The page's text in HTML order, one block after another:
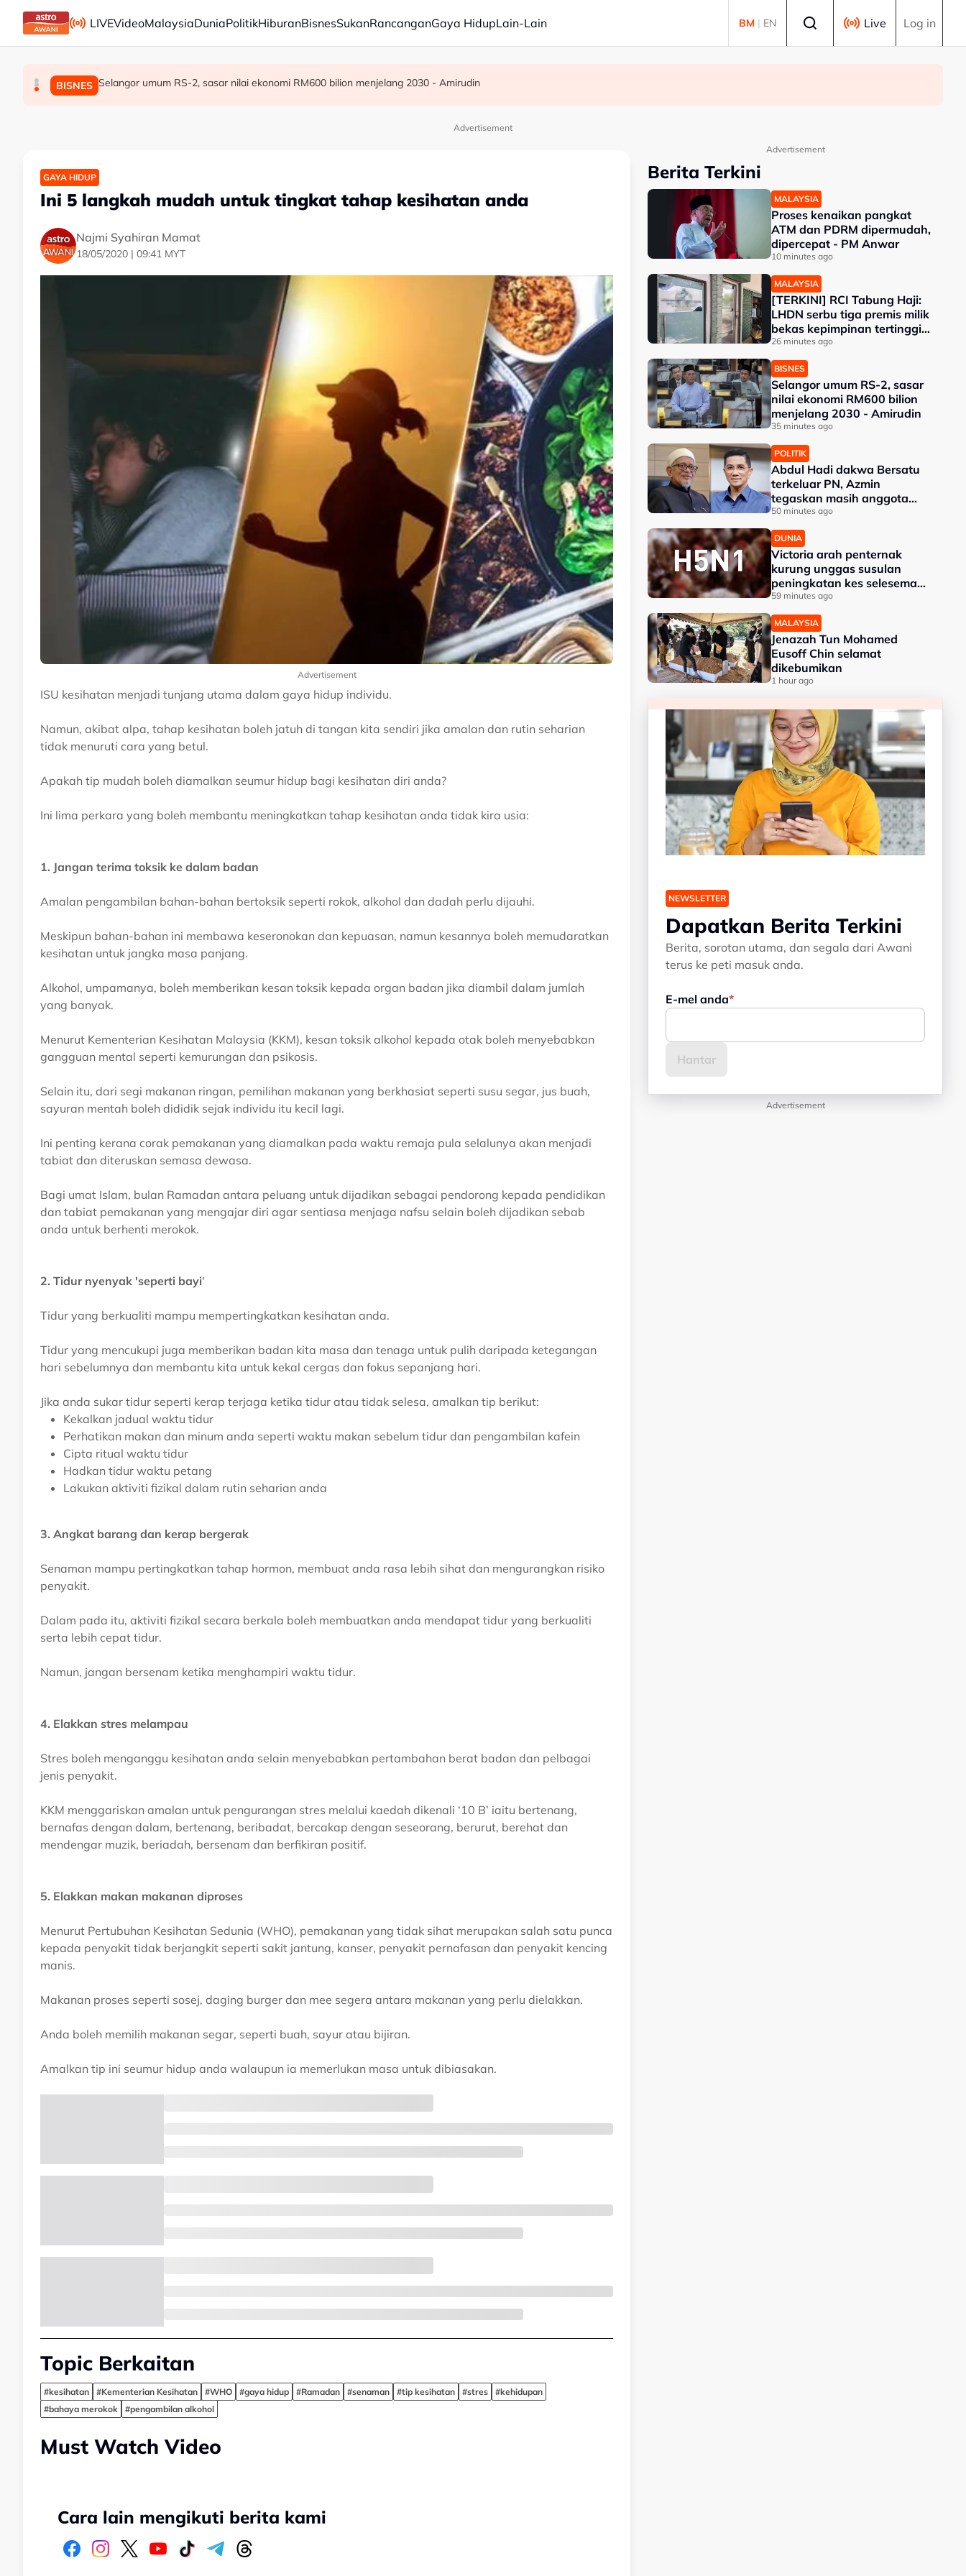
Skip to main content
LIVEVideoMalaysiaDuniaPolitikHiburanBisnesSukanRancanganGaya HidupLain-Lain BM | EN Live Log in
MALAYSIA Proses kenaikan pangkat ATM dan PDRM dipermudah, dipercepat - PM Anwar
MALAYSIA [TERKINI] RCI Tabung Haji: LHDN serbu tiga premis milik bekas kepimpinan tertinggi TH
BISNES Selangor umum RS-2, sasar nilai ekonomi RM600 bilion menjelang 2030 - Amirudin
Advertisement
GAYA HIDUP
Ini 5 langkah mudah untuk tingkat tahap kesihatan anda
Najmi Syahiran Mamat
18/05/2020 | 09:41 MYT
Advertisement
ISU kesihatan menjadi tunjang utama dalam gaya hidup individu.
Namun, akibat alpa, tahap kesihatan boleh jatuh di tangan kita sendiri jika amalan dan rutin seharian
tidak menuruti cara yang betul.
Apakah tip mudah boleh diamalkan seumur hidup bagi kesihatan diri anda?
Ini lima perkara yang boleh membantu meningkatkan tahap kesihatan anda tidak kira usia:
1. Jangan terima toksik ke dalam badan
Amalan pengambilan bahan-bahan bertoksik seperti rokok, alkohol dan dadah perlu dijauhi.
Meskipun bahan-bahan ini membawa keseronokan dan kepuasan, namun kesannya boleh memudaratkan
kesihatan untuk jangka masa panjang.
Alkohol, umpamanya, boleh memberikan kesan toksik kepada organ badan jika diambil dalam jumlah
yang banyak.
Menurut Kementerian Kesihatan Malaysia (KKM), kesan toksik alkohol kepada otak boleh menyebabkan
gangguan mental seperti kemurungan dan psikosis.
Selain itu, dari segi makanan ringan, pemilihan makanan yang berkhasiat seperti susu segar, jus buah,
sayuran mentah boleh dididik sejak individu itu kecil lagi.
Ini penting kerana corak pemakanan yang diamalkan pada waktu remaja pula selalunya akan menjadi
tabiat dan diteruskan semasa dewasa.
Bagi umat Islam, bulan Ramadan antara peluang untuk dijadikan sebagai pendorong kepada pendidikan
dan tabiat pemakanan yang mengajar diri agar sentiasa menjaga nafsu selain boleh dijadikan sebab
anda untuk berhenti merokok.
2. Tidur nyenyak 'seperti bayi'
Tidur yang berkualiti mampu mempertingkatkan kesihatan anda.
Tidur yang mencukupi juga memberikan badan kita masa dan tenaga untuk pulih daripada ketegangan
hari sebelumnya dan membantu kita untuk kekal cergas dan fokus sepanjang hari.
Jika anda sukar tidur seperti kerap terjaga ketika tidur atau tidak selesa, amalkan tip berikut:
Kekalkan jadual waktu tidur
Perhatikan makan dan minum anda seperti waktu makan sebelum tidur dan pengambilan kafein
Cipta ritual waktu tidur
Hadkan tidur waktu petang
Lakukan aktiviti fizikal dalam rutin seharian anda
3. Angkat barang dan kerap bergerak
Senaman mampu pertingkatkan tahap hormon, membuat anda rasa lebih sihat dan mengurangkan risiko
penyakit.
Dalam pada itu, aktiviti fizikal secara berkala boleh membuatkan anda mendapat tidur yang berkualiti
serta lebih cepat tidur.
Namun, jangan bersenam ketika menghampiri waktu tidur.
4. Elakkan stres melampau
Stres boleh menganggu kesihatan anda selain menyebabkan pertambahan berat badan dan pelbagai
jenis penyakit.
KKM menggariskan amalan untuk pengurangan stres melalui kaedah dikenali ‘10 B’ iaitu bertenang,
bernafas dengan dalam, bertenang, beribadat, bercakap dengan seseorang, berurut, berehat dan
mendengar muzik, beriadah, bersenam dan berfikiran positif.
5. Elakkan makan makanan diproses
Menurut Pertubuhan Kesihatan Sedunia (WHO), pemakanan yang tidak sihat merupakan salah satu punca
kepada penyakit tidak berjangkit seperti sakit jantung, kanser, penyakit pernafasan dan penyakit kencing
manis.
Makanan proses seperti sosej, daging burger dan mee segera antara makanan yang perlu dielakkan.
Anda boleh memilih makanan segar, seperti buah, sayur atau bijiran.
Amalkan tip ini seumur hidup anda walaupun ia memerlukan masa untuk dibiasakan.
Topic Berkaitan
#kesihatan #Kementerian Kesihatan #WHO #gaya hidup #Ramadan #senaman #tip kesihatan #stres
#kehidupan
#bahaya merokok
#pengambilan alkohol
Must Watch Video
Cara lain mengikuti berita kami
Advertisement
Berita Terkini
MALAYSIA
Proses kenaikan pangkat
ATM dan PDRM dipermudah,
dipercepat - PM Anwar
10 minutes ago
MALAYSIA
[TERKINI] RCI Tabung Haji:
LHDN serbu tiga premis milik
bekas kepimpinan tertinggi
TH
26 minutes ago
BISNES
Selangor umum RS-2, sasar
nilai ekonomi RM600 bilion
menjelang 2030 - Amirudin
35 minutes ago
POLITIK
Abdul Hadi dakwa Bersatu
terkeluar PN, Azmin
tegaskan masih anggota
sah
50 minutes ago
DUNIA
Victoria arah penternak
kurung unggas susulan
peningkatan kes selesema
burung H5N1
59 minutes ago
MALAYSIA
Jenazah Tun Mohamed
Eusoff Chin selamat
dikebumikan
1 hour ago
NEWSLETTER
Dapatkan Berita Terkini
Berita, sorotan utama, dan segala dari Awani
terus ke peti masuk anda.
E-mel anda
Advertisement